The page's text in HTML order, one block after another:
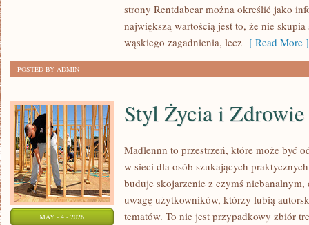
strony Rentdabcar można określić jako
największą wartością jest to, że nie
wąskiego zagadnienia, lecz [ Read More ]
POSTED BY ADMIN
MAY - 4 - 2026
Styl Życia i Zdrowie
Madlennn to przestrzeń, które może być
w sieci dla osób szukających
buduje skojarzenie z czymś
uwagę użytkowników, którzy lubią
tematów. To nie jest przypadkowy zbiór